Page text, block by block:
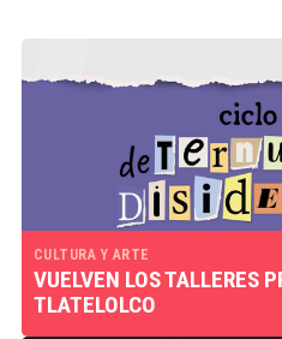
CULTURA Y ARTE
VUELVEN LOS TALLERES
TLATELOLCO